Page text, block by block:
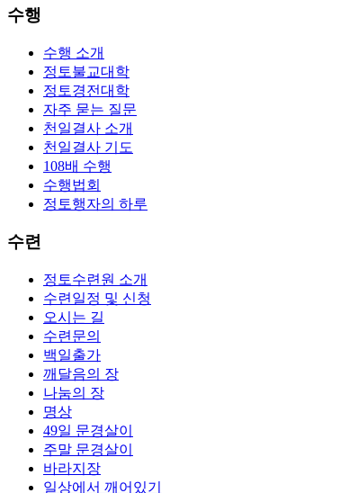
수행
수행 소개
정토불교대학
정토경전대학
자주 묻는 질문
천일결사 소개
천일결사 기도
108배 수행
수행법회
정토행자의 하루
수련
정토수련원 소개
수련일정 및 신청
오시는 길
수련문의
백일출가
깨달음의 장
나눔의 장
명상
49일 문경살이
주말 문경살이
바라지장
일상에서 깨어있기